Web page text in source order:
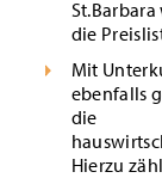
die
Mit
ebenfalls
die
Hierzu